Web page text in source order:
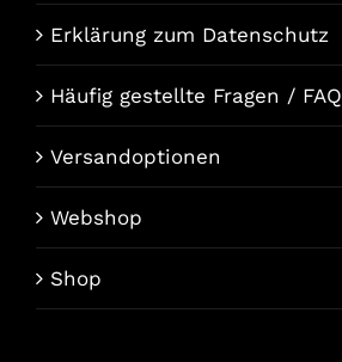
Erklärung zum Datenschutz
Häufig gestellte Fragen / FAQ
Versandoptionen
Webshop
Shop